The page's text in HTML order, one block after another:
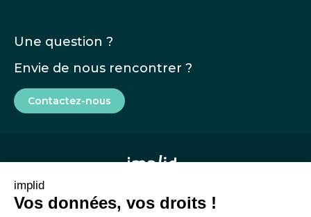
Une question ?
Envie de nous rencontrer ?
Contactez-nous
Mentions légales
implid
Vos données, vos droits !